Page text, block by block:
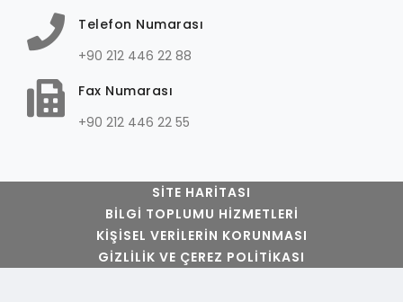
Telefon Numarası
+90 212 446 22 88
Fax Numarası
+90 212 446 22 55
SITE HARITASI
BILGI TOPLUMU HIZMETLERI
KIŞISEL VERILERIN KORUNMASI
GIZLILIK VE ÇEREZ POLITIKASI